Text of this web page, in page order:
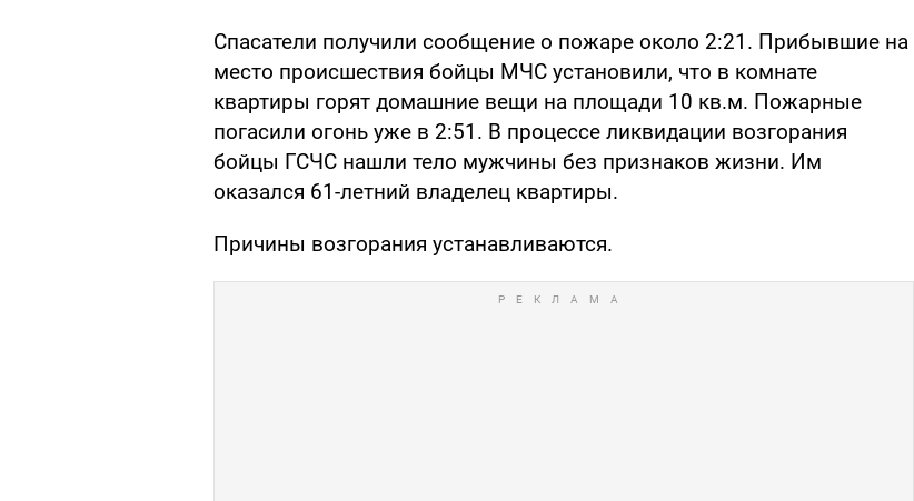
Спасатели получили сообщение о пожаре около 2:21. Прибывшие на
место происшествия бойцы МЧС установили, что в комнате
квартиры горят домашние вещи на площади 10 кв.м. Пожарные
погасили огонь уже в 2:51. В процессе ликвидации возгорания
бойцы ГСЧС нашли тело мужчины без признаков жизни. Им
оказался 61-летний владелец квартиры.
Причины возгорания устанавливаются.